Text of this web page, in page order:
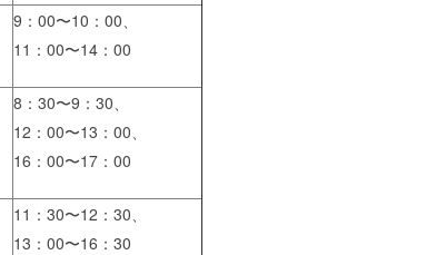
9：00〜10：00、
11：00〜14：00
8：30〜9：30、
12：00〜13：00、
16：00〜17：00
11：30〜12：30、
13：00〜16：30